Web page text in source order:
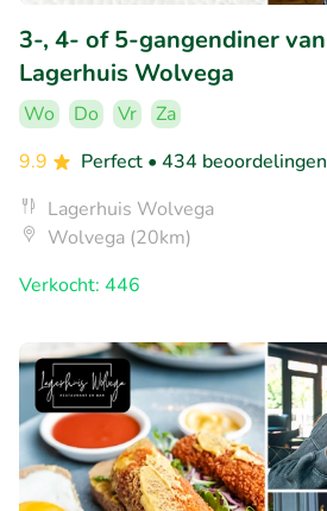
3-, 4- of 5-gangendiner
Lagerhuis Wolvega
Wo Do Vr
Za
9.9
Perfect • 434 beoordelingen
Lagerhuis Wolvega
Wolvega (20km)
Verkocht: 446